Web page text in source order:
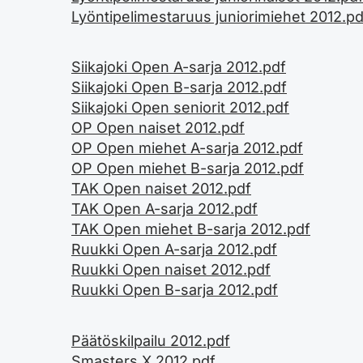
Lyöntipelimestaruus juniorimiehet
Siikajoki Open A-sarja 2012.pdf
Siikajoki Open B-sarja 2012.pdf
Siikajoki Open seniorit 2012.pdf
OP Open naiset 2012.pdf
OP Open miehet A-sarja 2012.pdf
OP Open miehet B-sarja 2012.pdf
TAK Open naiset 2012.pdf
TAK Open A-sarja 2012.pdf
TAK Open miehet B-sarja 2012.pdf
Ruukki Open A-sarja 2012.pdf
Ruukki Open naiset 2012.pdf
Ruukki Open B-sarja 2012.pdf
Päätöskilpailu 2012.pdf